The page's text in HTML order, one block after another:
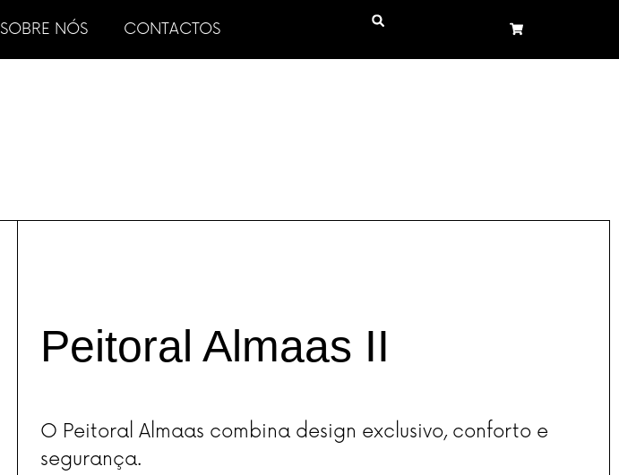
SOBRE NÓS CONTACTOS
Peitoral Almaas II
O Peitoral Almaas combina design exclusivo, conforto e
segurança.